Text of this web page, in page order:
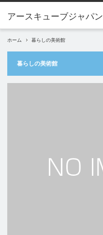
アースキューブジャパン
ホーム 暮らしの美術館
暮らしの美術館